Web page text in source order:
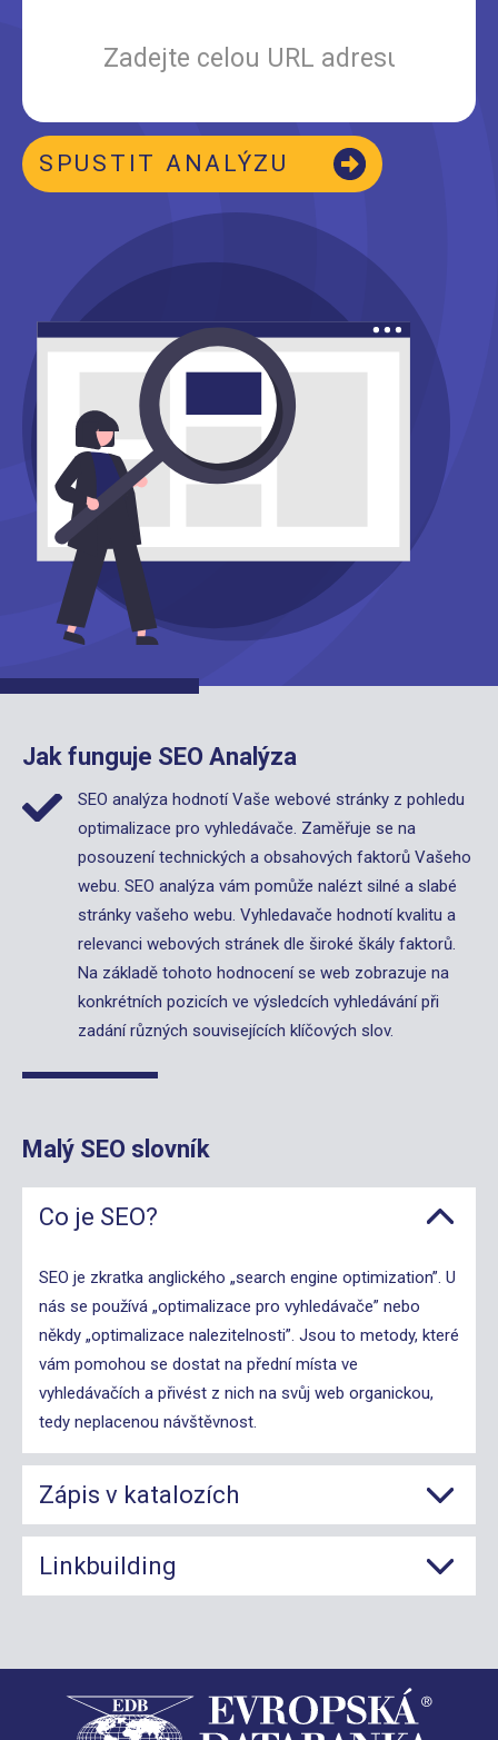
SPUSTIT ANALÝZU
Jak funguje SEO Analýza
SEO analýza hodnotí Vaše webové stránky z pohledu
optimalizace pro vyhledávače. Zaměřuje se na
posouzení technických a obsahových faktorů Vašeho
webu. SEO analýza vám pomůže nalézt silné a slabé
stránky vašeho webu. Vyhledavače hodnotí kvalitu a
relevanci webových stránek dle široké škály faktorů.
Na základě tohoto hodnocení se web zobrazuje na
konkrétních pozicích ve výsledcích vyhledávání při
zadání různých souvisejících klíčových slov.
Malý SEO slovník
Co je SEO?
SEO je zkratka anglického „search engine optimization”. U
nás se používá „optimalizace pro vyhledávače” nebo
někdy „optimalizace nalezitelnosti”. Jsou to metody, které
vám pomohou se dostat na přední místa ve
vyhledávačích a přivést z nich na svůj web organickou,
tedy neplacenou návštěvnost.
Zápis v katalozích
Linkbuilding